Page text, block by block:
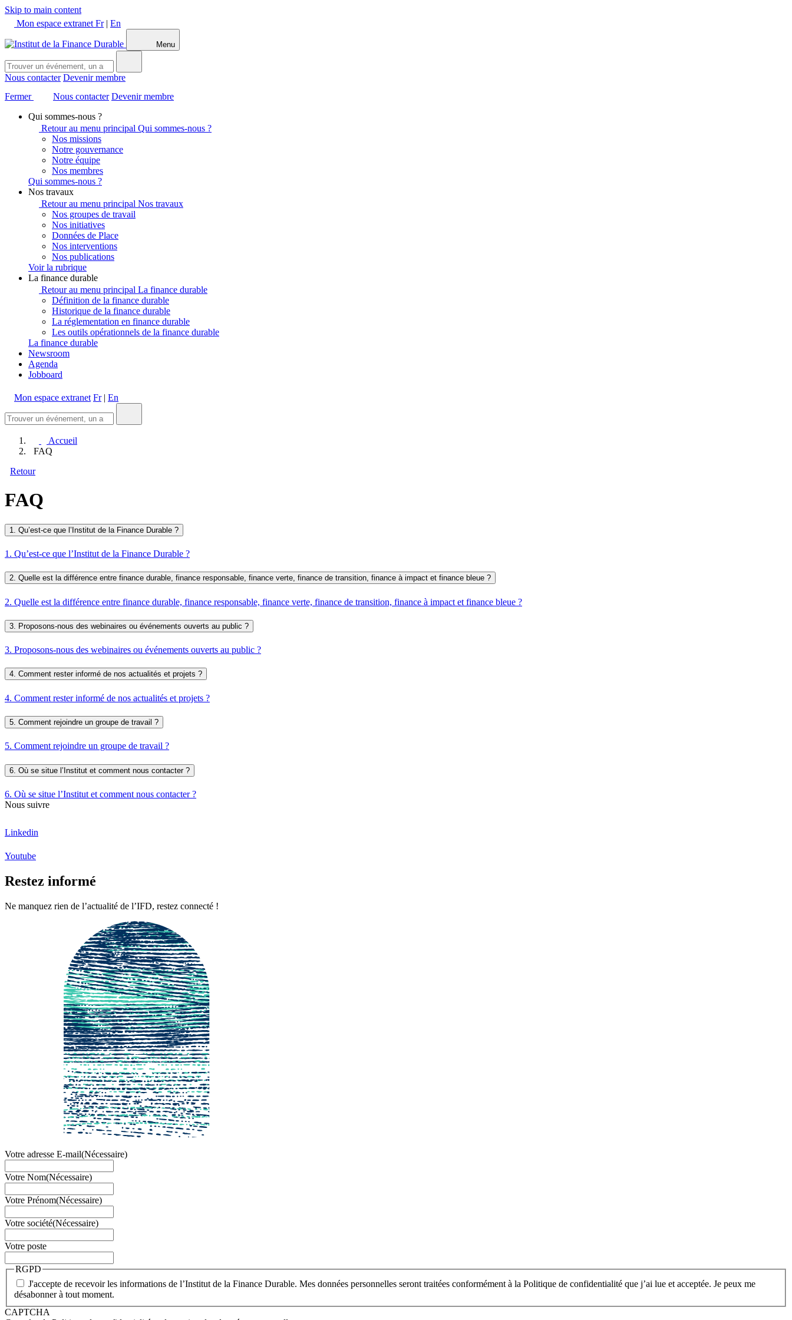
Skip to main content
Mon espace extranet Fr| En
Menu
Nous contacter Devenir membre
Fermer
Nous contacter Devenir membre
Qui sommes-nous ?
Retour au menu principal Qui sommes-nous ?
Nos missions
Notre gouvernance
Notre équipe
Nos membres
Qui sommes-nous ?
Nos travaux
Retour au menu principal Nos travaux
Nos groupes de travail
Nos initiatives
Données de Place
Nos interventions
Nos publications
Voir la rubrique
La finance durable
Retour au menu principal La finance durable
Définition de la finance durable
Historique de la finance durable
La réglementation en finance durable
Les outils opérationnels de la finance durable
La finance durable
Newsroom
Agenda
Jobboard
Mon espace extranet Fr| En
Accueil
FAQ
Retour
FAQ
1. Qu’est-ce que l’Institut de la Finance Durable ?
1. Qu’est-ce que l’Institut de la Finance Durable ?
2. Quelle est la différence entre finance durable, finance responsable, finance verte, finance de transition, finance à impact et finance bleue ?
2. Quelle est la différence entre finance durable, finance responsable, finance verte, finance de transition, finance à impact et finance bleue ?
3. Proposons-nous des webinaires ou événements ouverts au public ?
3. Proposons-nous des webinaires ou événements ouverts au public ?
4. Comment rester informé de nos actualités et projets ?
4. Comment rester informé de nos actualités et projets ?
5. Comment rejoindre un groupe de travail ?
5. Comment rejoindre un groupe de travail ?
6. Où se situe l’Institut et comment nous contacter ?
6. Où se situe l’Institut et comment nous contacter ?
Nous suivre
Linkedin
Youtube
Restez informé
Ne manquez rien de l’actualité de l’IFD, restez connecté !
Votre adresse E-mail(Nécessaire)
Votre Nom(Nécessaire)
Votre Prénom(Nécessaire)
Votre société(Nécessaire)
Votre poste
RGPD
J'accepte de recevoir les informations de l’Institut de la Finance Durable. Mes données personnelles seront traitées conformément à la Politique de confidentialité que j’ai lue et acceptée. Je peux me
désabonner à tout moment.
CAPTCHA